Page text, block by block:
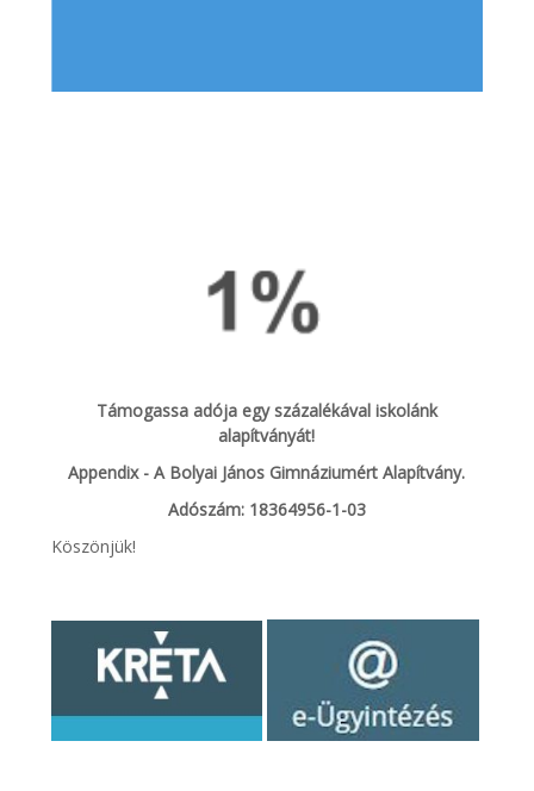
Támogassa adója egy százalékával iskolánk
alapítványát!
Appendix - A Bolyai János Gimnáziumért Alapítvány.
Adószám: 18364956-1-03
Köszönjük!